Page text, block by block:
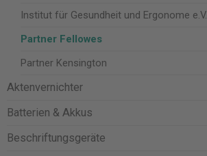
Institut für Gesundheit und Ergonome e.V.
Partner Fellowes
Partner Kensington
Aktenvernichter
Batterien & Akkus
Beschriftungsgeräte